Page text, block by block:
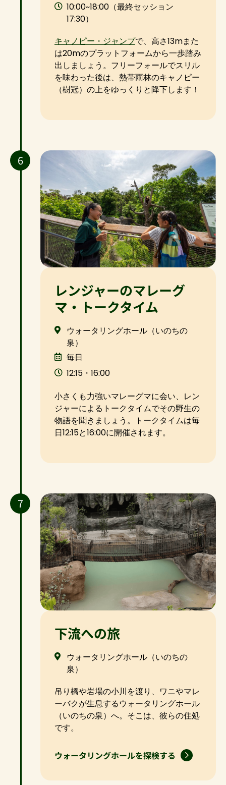
10:00~18:00（最終セッション
17:30）
キャノピー・ジャンプで、高さ13mまた
は20mのプラットフォームから一歩踏み
出しましょう。フリーフォールでスリル
を味わった後は、熱帯雨林のキャノピー
（樹冠）の上をゆっくりと降下します！
6
レンジャーのマレーグ
マ・トークタイム
ウォータリングホール（いのちの
泉）
毎日
12:15・16:00
小さくも力強いマレーグマに会い、レン
ジャーによるトークタイムでその野生の
物語を聞きましょう。トークタイムは毎
日12:15と16:00に開催されます。
7
下流への旅
ウォータリングホール（いのちの
泉）
吊り橋や岩場の小川を渡り、ワニやマレ
ーバクが生息するウォータリングホール
（いのちの泉）へ。そこは、彼らの住処
です。
ウォータリングホールを探検する